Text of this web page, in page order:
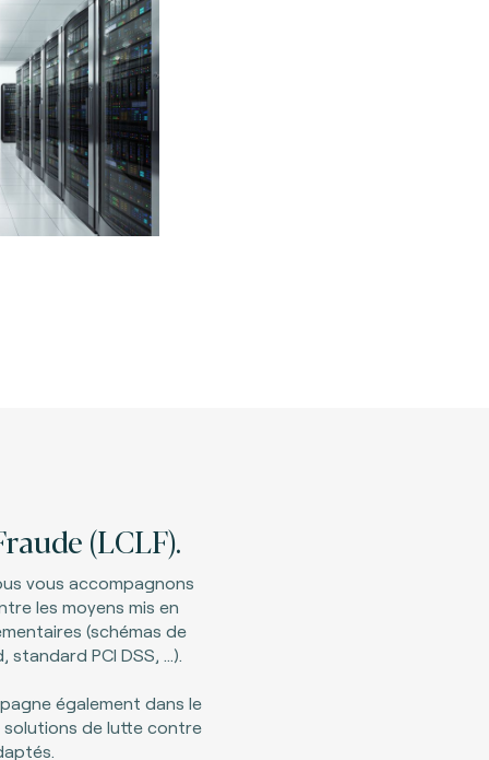
(LCLF).
vous accompagnons
les moyens mis en
(schémas de
PCI DSS, …).​
également dans le
de lutte contre